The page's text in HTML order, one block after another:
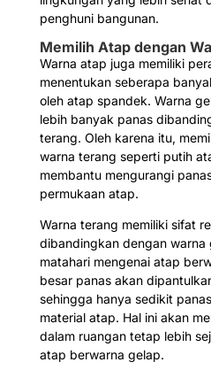
penghuni bangunan.
Memilih Atap dengan
Warna atap juga memiliki
menentukan seberapa
oleh atap spandek. Warna
lebih banyak panas
terang. Oleh karena itu,
warna terang seperti putih
membantu mengurangi
permukaan atap.
Warna terang memiliki sifat
dibandingkan dengan warna
matahari mengenai atap
besar panas akan
sehingga hanya sedikit
material atap. Hal ini akan
dalam ruangan tetap lebih
atap berwarna gelap.